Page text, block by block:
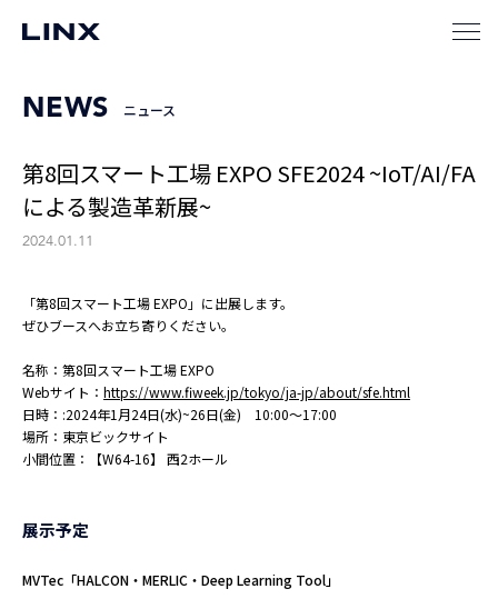
NEWS ニュース
第8回スマート工場 EXPO SFE2024 ~IoT/AI/FA
による製造革新展~
2024.01.11
「第8回スマート工場 EXPO」に出展します。
ぜひブースへお立ち寄りください。
名称：第8回スマート工場 EXPO
Webサイト： https://www.fiweek.jp/tokyo/ja-jp/about/sfe.html
日時：:2024年1月24日(水)~26日(金) 10:00～17:00
場所：東京ビックサイト
小間位置：【W64-16】 西2ホール
展示予定
MVTec「HALCON・MERLIC・Deep Learning Tool」